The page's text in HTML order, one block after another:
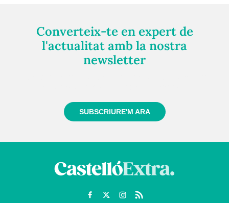
Converteix-te en expert de
l'actualitat amb la nostra
newsletter
SUBSCRIURE'M ARA